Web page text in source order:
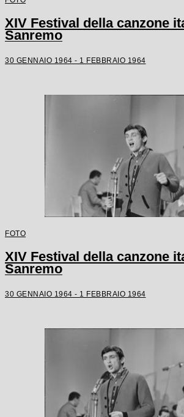
XIV Festival della canzone
Sanremo
30 GENNAIO 1964 - 1 FEBBRAIO 1964
FOTO
XIV Festival della canzone
Sanremo
30 GENNAIO 1964 - 1 FEBBRAIO 1964